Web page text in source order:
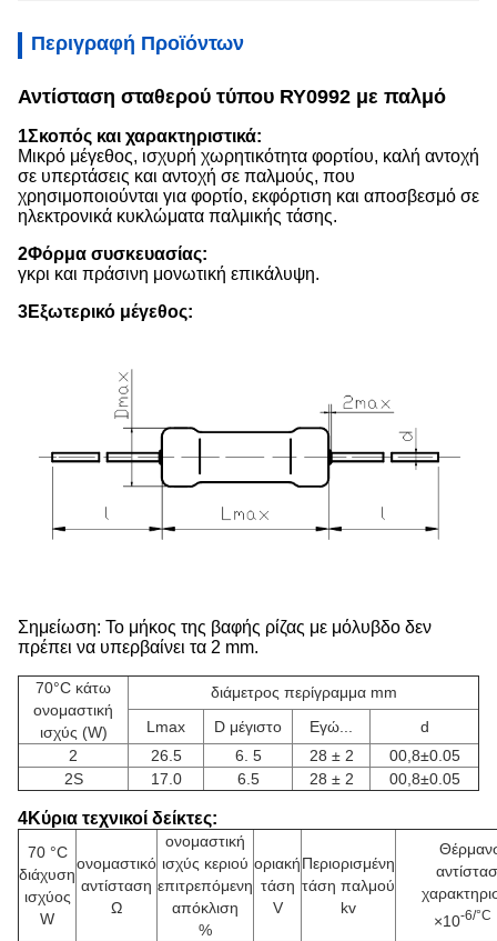
Περιγραφή Προϊόντων
Αντίσταση σταθερού τύπου RY0992 με παλμό
1Σκοπός και χαρακτηριστικά:
Μικρό μέγεθος, ισχυρή χωρητικότητα φορτίου, καλή αντοχή
σε υπερτάσεις και αντοχή σε παλμούς, που
χρησιμοποιούνται για φορτίο, εκφόρτιση και αποσβεσμό σε
ηλεκτρονικά κυκλώματα παλμικής τάσης.
2Φόρμα συσκευασίας:
γκρι και πράσινη μονωτική επικάλυψη.
3Εξωτερικό μέγεθος:
Σημείωση: Το μήκος της βαφής ρίζας με μόλυβδο δεν
πρέπει να υπερβαίνει τα 2 mm.
70°C κάτω
ονομαστική
ισχύς (W)
διάμετρος περίγραμμα mm
Lmax
D μέγιστο Εγώ...
d
2
26.5 6. 5 28 ± 2
00,8±0.05
2S
17.0 6.5 28 ± 2 00,8±0.05
4Κύρια τεχνικοί δείκτες:
70 °C
διάχυση
ισχύος
W
ονομαστικό
αντίσταση
Ω
ονομαστική
ισχύς κεριού
επιτρεπόμενη
απόκλιση
%
οριακή
τάση
V
Περιορισμένη
τάση παλμού
kv
×10-6/°C